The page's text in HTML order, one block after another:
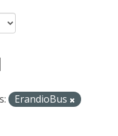
ErandioBus